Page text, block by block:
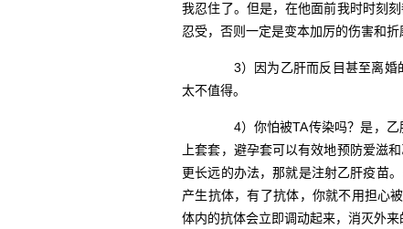
我忍住了。但是，在他面前我时时刻
忍受，否则一定是变本加厉的伤害和
3）因为乙肝而反目甚至离婚的
太不值得。
4）你怕被TA传染吗？是，乙
上套套，避孕套可以有效地预防爱滋
更长远的办法，那就是注射乙肝疫苗
产生抗体，有了抗体，你就不用担心
体内的抗体会立即调动起来，消灭外来